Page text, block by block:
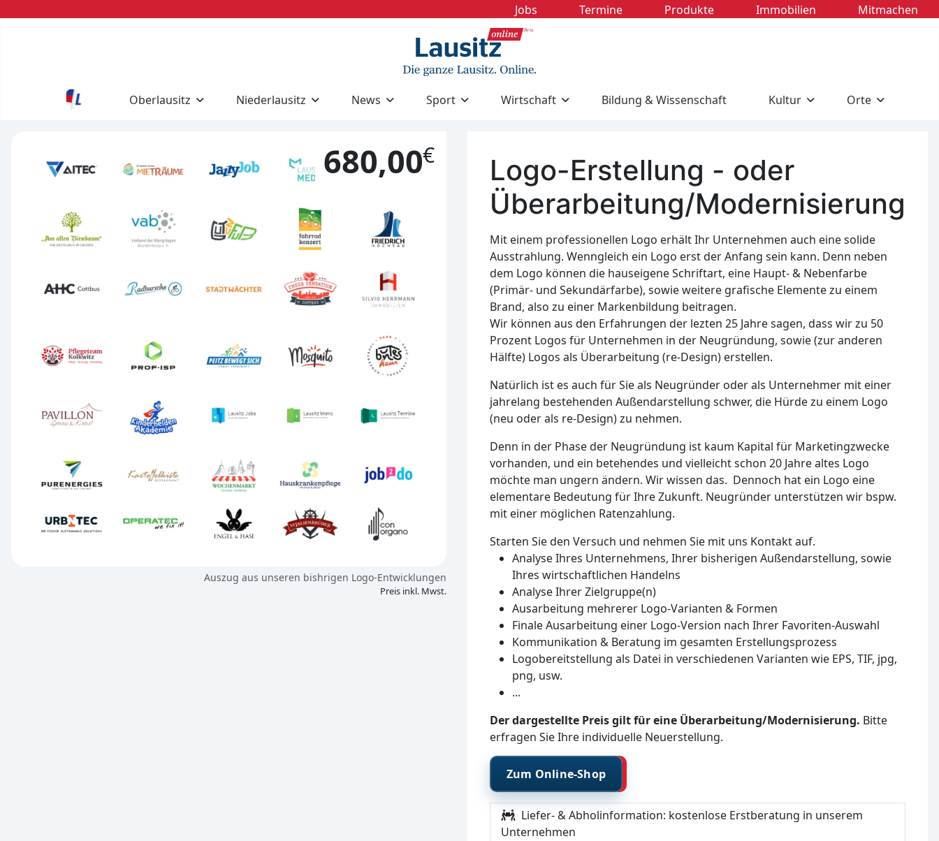
Jobs Termine Produkte Immobilien Mitmachen
Oberlausitz Niederlausitz News Sport Wirtschaft Bildung & Wissenschaft Kultur Orte
Auszug aus unseren bishrigen Logo-Entwicklungen
680,00€
Preis inkl. Mwst.
Logo-Erstellung - oder
Überarbeitung/Modernisierung
Mit einem professionellen Logo erhält Ihr Unternehmen auch eine solide
Ausstrahlung. Wenngleich ein Logo erst der Anfang sein kann. Denn neben
dem Logo können die hauseigene Schriftart, eine Haupt- & Nebenfarbe
(Primär- und Sekundärfarbe), sowie weitere grafische Elemente zu einem
Brand, also zu einer Markenbildung beitragen.
Wir können aus den Erfahrungen der lezten 25 Jahre sagen, dass wir zu 50
Prozent Logos für Unternehmen in der Neugründung, sowie (zur anderen
Hälfte) Logos als Überarbeitung (re-Design) erstellen.
Natürlich ist es auch für Sie als Neugründer oder als Unternehmer mit einer
jahrelang bestehenden Außendarstellung schwer, die Hürde zu einem Logo
(neu oder als re-Design) zu nehmen.
Denn in der Phase der Neugründung ist kaum Kapital für Marketingzwecke
vorhanden, und ein betehendes und vielleicht schon 20 Jahre altes Logo
möchte man ungern ändern. Wir wissen das. Dennoch hat ein Logo eine
elementare Bedeutung für Ihre Zukunft. Neugründer unterstützen wir bspw.
mit einer möglichen Ratenzahlung.
Starten Sie den Versuch und nehmen Sie mit uns Kontakt auf.
Analyse Ihres Unternehmens, Ihrer bisherigen Außendarstellung, sowie
Ihres wirtschaftlichen Handelns
Analyse Ihrer Zielgruppe(n)
Ausarbeitung mehrerer Logo-Varianten & Formen
Finale Ausarbeitung einer Logo-Version nach Ihrer Favoriten-Auswahl
Kommunikation & Beratung im gesamten Erstellungsprozess
Logobereitstellung als Datei in verschiedenen Varianten wie EPS, TIF, jpg,
png, usw.
...
Der dargestellte Preis gilt für eine Überarbeitung/Modernisierung. Bitte
erfragen Sie Ihre individuelle Neuerstellung.
Zum Online-Shop
Liefer- & Abholinformation: kostenlose Erstberatung in unserem
Unternehmen